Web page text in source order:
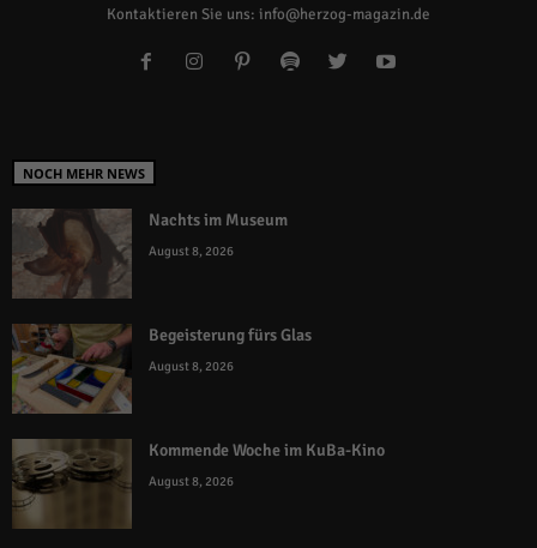
Kontaktieren Sie uns: info@herzog-magazin.de
NOCH MEHR NEWS
Nachts im Museum
August 8, 2026
Begeisterung fürs Glas
August 8, 2026
Kommende Woche im KuBa-Kino
August 8, 2026